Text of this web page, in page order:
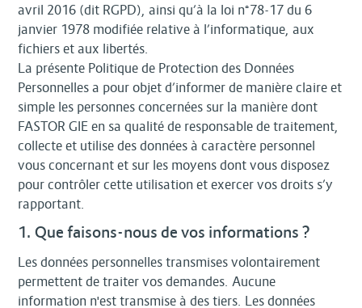
avril 2016 (dit RGPD), ainsi qu’à la loi n°78-17 du 6
janvier 1978 modifiée relative à l’informatique, aux
fichiers et aux libertés.
La présente Politique de Protection des Données
Personnelles a pour objet d’informer de manière claire et
simple les personnes concernées sur la manière dont
FASTOR GIE en sa qualité de responsable de traitement,
collecte et utilise des données à caractère personnel
vous concernant et sur les moyens dont vous disposez
pour contrôler cette utilisation et exercer vos droits s’y
rapportant.
1. Que faisons-nous de vos informations ?
Les données personnelles transmises volontairement
permettent de traiter vos demandes. Aucune
information n'est transmise à des tiers. Les données